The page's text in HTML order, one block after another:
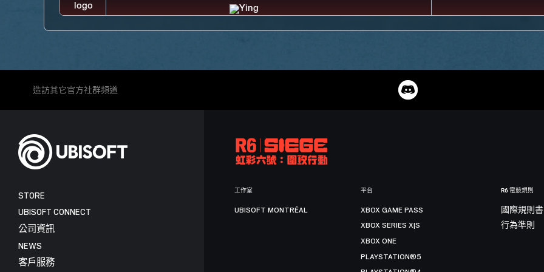
造訪其它官方社群頻道
STORE
UBISOFT CONNECT
公司資訊
NEWS
客戶服務
工作室
UBISOFT MONTRÉAL
平台
XBOX GAME PASS
XBOX SERIES X|S
XBOX ONE
PLAYSTATION®5
R6 電競規則
國際規則書
行為準則